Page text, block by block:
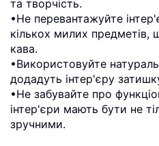
та творчість.
•Не перевантажуйте
кількох милих
кава.
•Використовуйте
додадуть інтер'єру
•Не забувайте про
інтер'єри мають бути не
зручними.